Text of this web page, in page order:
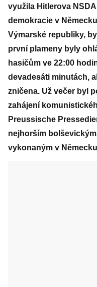
využila Hitlerova
demokracie v
Výmarské republiky,
první plameny byly
hasičům ve 22:00
devadesáti minutách,
zničena. Už večer byl
zahájení
Preussische
nejhorším
vykonaným v